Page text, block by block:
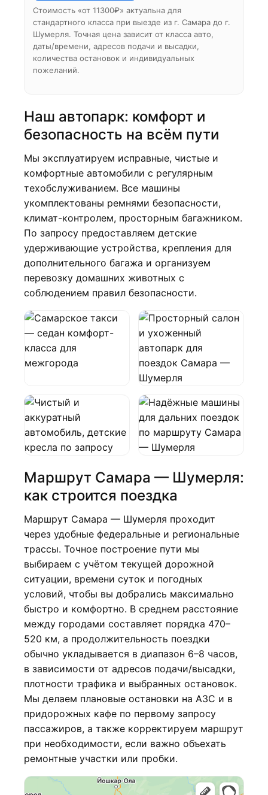
Стоимость «от 11300₽» актуальна для
стандартного класса при выезде из г. Самара до г.
Шумерля. Точная цена зависит от класса авто,
даты/времени, адресов подачи и высадки,
количества остановок и индивидуальных
пожеланий.
Наш автопарк: комфорт и
безопасность на всём пути
Мы эксплуатируем исправные, чистые и
комфортные автомобили с регулярным
техобслуживанием. Все машины
укомплектованы ремнями безопасности,
климат-контролем, просторным багажником.
По запросу предоставляем детские
удерживающие устройства, крепления для
дополнительного багажа и организуем
перевозку домашних животных с
соблюдением правил безопасности.
Маршрут Самара — Шумерля:
как строится поездка
Маршрут Самара — Шумерля проходит
через удобные федеральные и региональные
трассы. Точное построение пути мы
выбираем с учётом текущей дорожной
ситуации, времени суток и погодных
условий, чтобы вы добрались максимально
быстро и комфортно. В среднем расстояние
между городами составляет порядка 470–
520 км, а продолжительность поездки
обычно укладывается в диапазон 6–8 часов,
в зависимости от адресов подачи/высадки,
плотности трафика и выбранных остановок.
Мы делаем плановые остановки на АЗС и в
придорожных кафе по первому запросу
пассажиров, а также корректируем маршрут
при необходимости, если важно объехать
ремонтные участки или пробки.